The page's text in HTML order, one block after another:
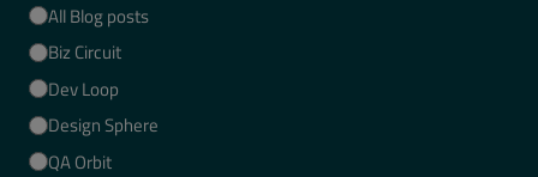
All Blog posts
Biz Circuit
Dev Loop
Design Sphere
QA Orbit